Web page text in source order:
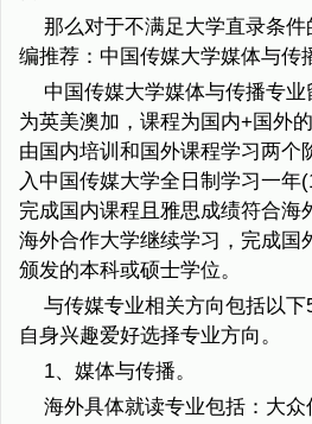
那么对于不满足大学直录条
编推荐：中国传媒大学媒体与传
中国传媒大学媒体与传播专
为英美澳加，课程为国内+国外
由国内培训和国外课程学习两个
入中国传媒大学全日制学习一年
完成国内课程且雅思成绩符合海
海外合作大学继续学习，完成国
颁发的本科或硕士学位。
与传媒专业相关方向包括以
自身兴趣爱好选择专业方向。
1、媒体与传播。
海外具体就读专业包括：大